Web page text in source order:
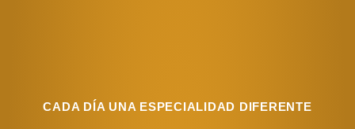
CADA DÍA UNA ESPECIALIDAD DIFERENTE